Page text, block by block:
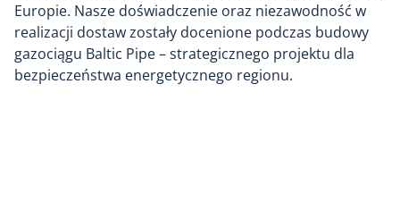
Europie. Nasze doświadczenie oraz niezawodność w
realizacji dostaw zostały docenione podczas budowy
gazociągu Baltic Pipe – strategicznego projektu dla
bezpieczeństwa energetycznego regionu.